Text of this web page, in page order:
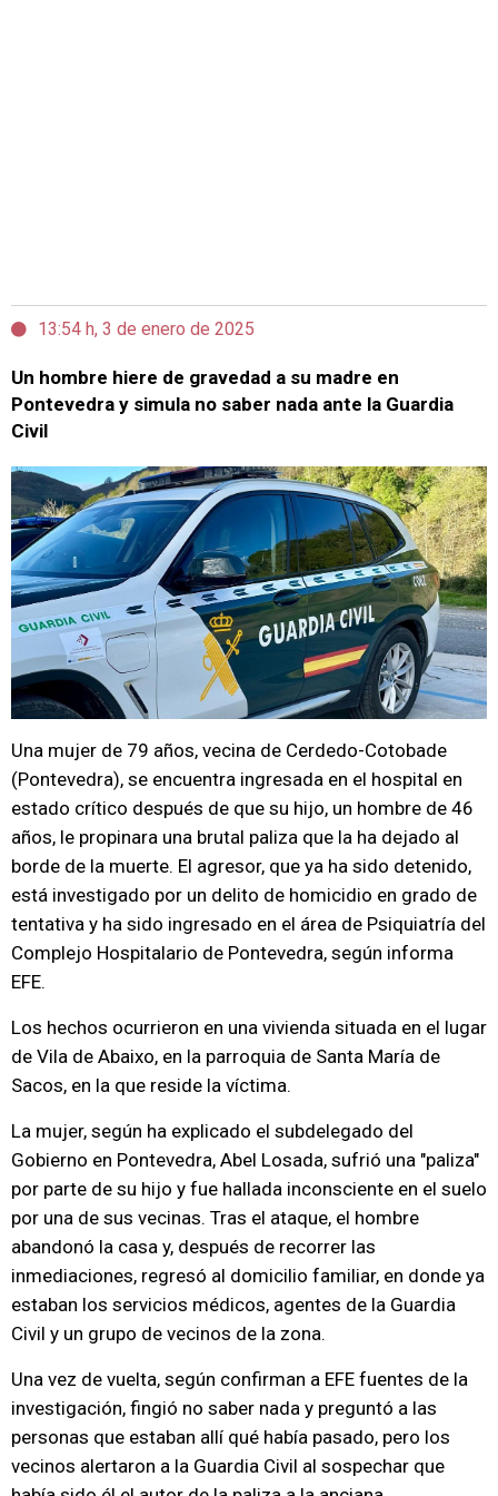
13:54 h, 3 de enero de 2025
Un hombre hiere de gravedad a su madre en
Pontevedra y simula no saber nada ante la Guardia
Civil
Una mujer de 79 años, vecina de Cerdedo-Cotobade
(Pontevedra), se encuentra ingresada en el hospital en
estado crítico después de que su hijo, un hombre de 46
años, le propinara una brutal paliza que la ha dejado al
borde de la muerte. El agresor, que ya ha sido detenido,
está investigado por un delito de homicidio en grado de
tentativa y ha sido ingresado en el área de Psiquiatría del
Complejo Hospitalario de Pontevedra, según informa
EFE.
Los hechos ocurrieron en una vivienda situada en el lugar
de Vila de Abaixo, en la parroquia de Santa María de
Sacos, en la que reside la víctima.
La mujer, según ha explicado el subdelegado del
Gobierno en Pontevedra, Abel Losada, sufrió una "paliza"
por parte de su hijo y fue hallada inconsciente en el suelo
por una de sus vecinas. Tras el ataque, el hombre
abandonó la casa y, después de recorrer las
inmediaciones, regresó al domicilio familiar, en donde ya
estaban los servicios médicos, agentes de la Guardia
Civil y un grupo de vecinos de la zona.
Una vez de vuelta, según confirman a EFE fuentes de la
investigación, fingió no saber nada y preguntó a las
personas que estaban allí qué había pasado, pero los
vecinos alertaron a la Guardia Civil al sospechar que